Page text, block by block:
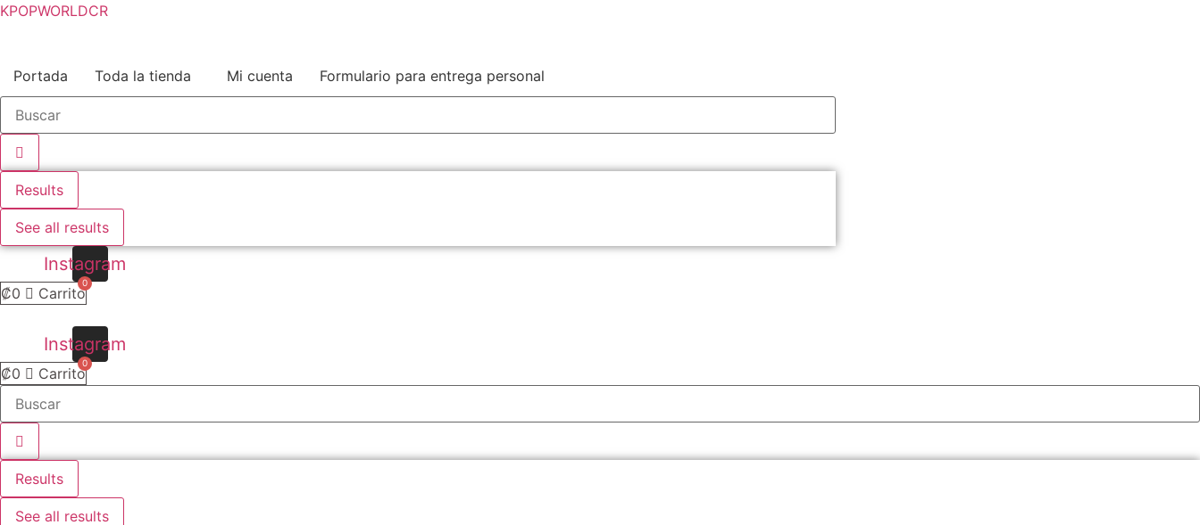
KPOPWORLDCR
Portada Toda la tienda Mi cuenta Formulario para entrega personal
Results
See all results
Instagram
₡0 Carrito
Instagram
₡0 Carrito
Results
See all results